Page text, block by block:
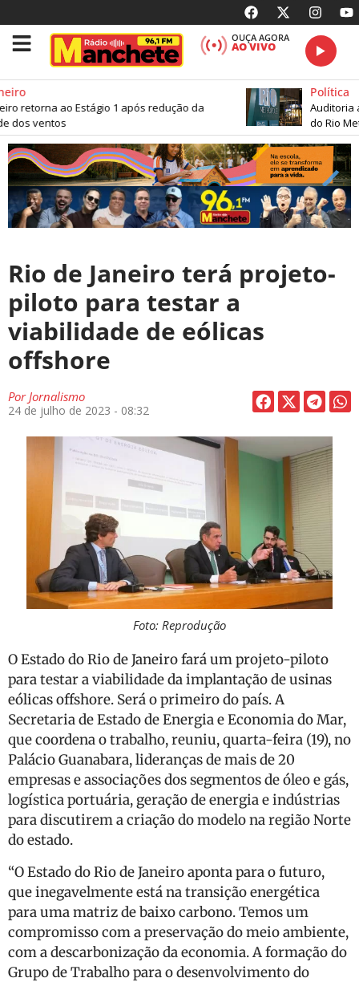
OUÇA AGORA
AO VIVO
retorna ao Estágio 1 após redução da
dos ventos
Política
Auditoria
do Rio
Rio de Janeiro terá projeto-
piloto para testar a
viabilidade de eólicas
offshore
PorJornalismo
24 de julho de 2023 - 08:32
Foto: Reprodução
O Estado do Rio de Janeiro fará um projeto-piloto
para testar a viabilidade da implantação de usinas
eólicas offshore. Será o primeiro do país. A
Secretaria de Estado de Energia e Economia do Mar,
que coordena o trabalho, reuniu, quarta-feira (19), no
Palácio Guanabara, lideranças de mais de 20
empresas e associações dos segmentos de óleo e gás,
logística portuária, geração de energia e indústrias
para discutirem a criação do modelo na região Norte
do estado.
“O Estado do Rio de Janeiro aponta para o futuro,
que inegavelmente está na transição energética
para uma matriz de baixo carbono. Temos um
compromisso com a preservação do meio ambiente,
com a descarbonização da economia. A formação do
Grupo de Trabalho para o desenvolvimento do